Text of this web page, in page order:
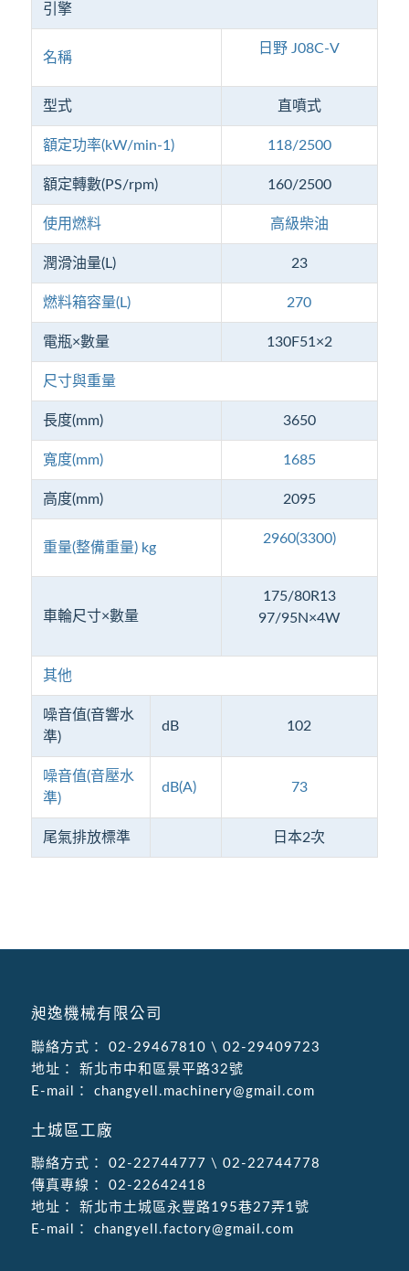
引擎
名稱
日野 J08C-V
型式 直噴式
額定功率(kW/min-1 ) 118/2500
額定轉數(PS/rpm) 160/2500
使用燃料 高級柴油
潤滑油量(L) 23
燃料箱容量(L) 270
電瓶×數量 130F51×2
尺寸與重量
長度(mm) 3650
寬度(mm) 1685
高度(mm) 2095
重量(整備重量) kg
2960(3300)
車輪尺寸×數量
175/80R13
97/95N×4W
其他
噪音值(音響水
準)
dB 102
噪音值(音壓水
準)
dB(A) 73
尾氣排放標準 日本2次
昶逸機械有限公司
聯絡方式： 02-29467810 \ 02-29409723
地址：
新北市中和區景平路32號
E-mail：
changyell.machinery@gmail.com
土城區工廠
聯絡方式： 02-22744777 \ 02-22744778
傳真專線：
02-22642418
地址：
新北市土城區永豐路195巷27弄1號
E-mail：
changyell.factory@gmail.com